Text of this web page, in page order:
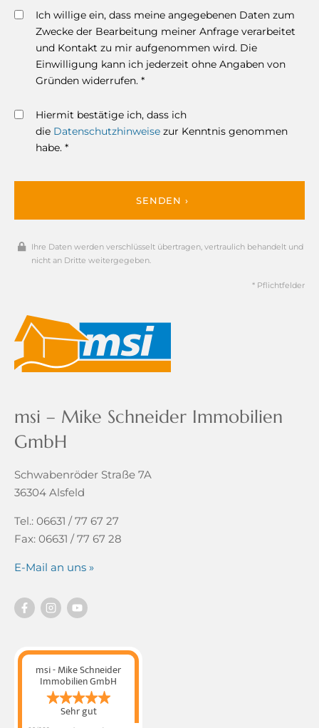
Ich willige ein, dass meine angegebenen Daten zum
Zwecke der Bearbeitung meiner Anfrage verarbeitet
und Kontakt zu mir aufgenommen wird. Die
Einwilligung kann ich jederzeit ohne Angaben von
Gründen widerrufen. *
Hiermit bestätige ich, dass ich
die Datenschutzhinweise zur Kenntnis genommen
habe. *
SENDEN ›
Ihre Daten werden verschlüsselt übertragen, vertraulich behandelt und
nicht an Dritte weitergegeben.
* Pflichtfelder
msi – Mike Schneider Immobilien
GmbH
Schwabenröder Straße 7A
36304 Alsfeld
Tel.: 06631 / 77 67 27
Fax: 06631 / 77 67 28
E-Mail an uns »
msi - Mike Schneider
Immobilien GmbH
Sehr gut